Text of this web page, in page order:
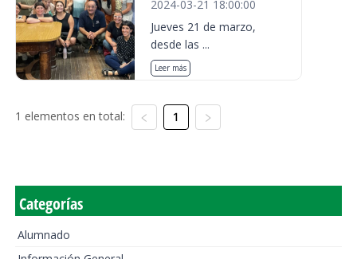
2024-03-21 18:00:00
Jueves 21 de marzo,
desde las ...
Leer más
1 elementos en total: 1
Categorías
Alumnado